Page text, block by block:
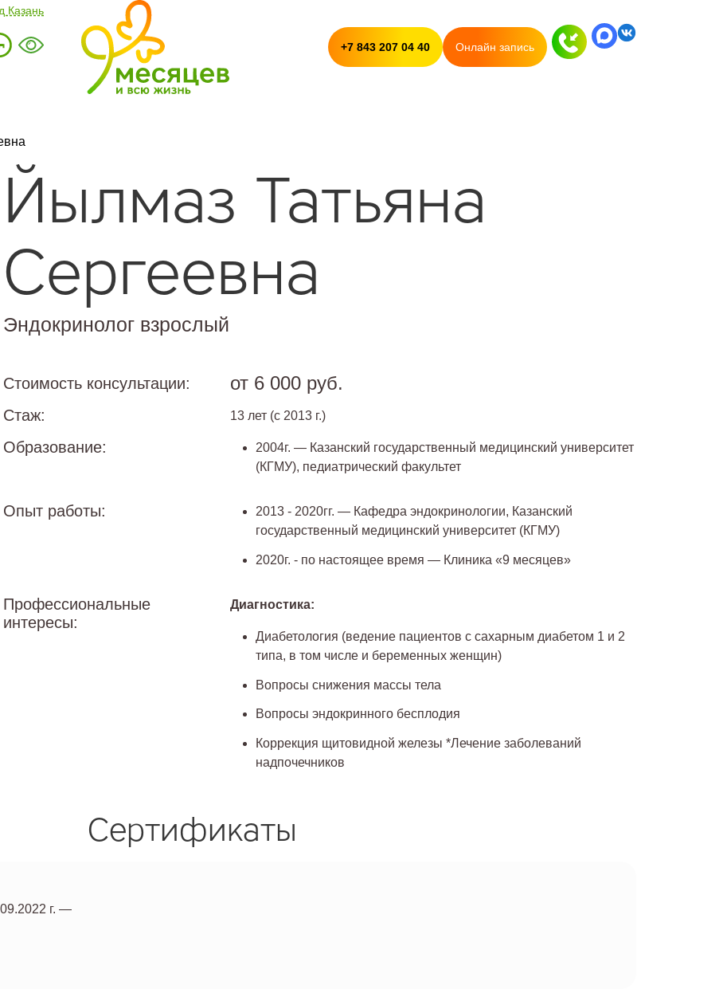
Казань
+7 843 207 04 40 Онлайн запись
Йылмаз Татьяна
Сергеевна
Эндокринолог взрослый
Стоимость консультации: от 6 000 руб.
Стаж: 13 лет (с 2013 г.)
Образование:
2004г. — Казанский государственный медицинский университет
(КГМУ), педиатрический факультет
Опыт работы:
2013 - 2020гг. — Кафедра эндокринологии, Казанский
государственный медицинский университет (КГМУ)
2020г. - по настоящее время — Клиника «9 месяцев»
Профессиональные
интересы:
Диагностика:
Диабетология (ведение пациентов с сахарным диабетом 1 и 2
типа, в том числе и беременных женщин)
Вопросы снижения массы тела
Вопросы эндокринного бесплодия
Коррекция щитовидной железы *Лечение заболеваний
надпочечников
Сертификаты
г. —